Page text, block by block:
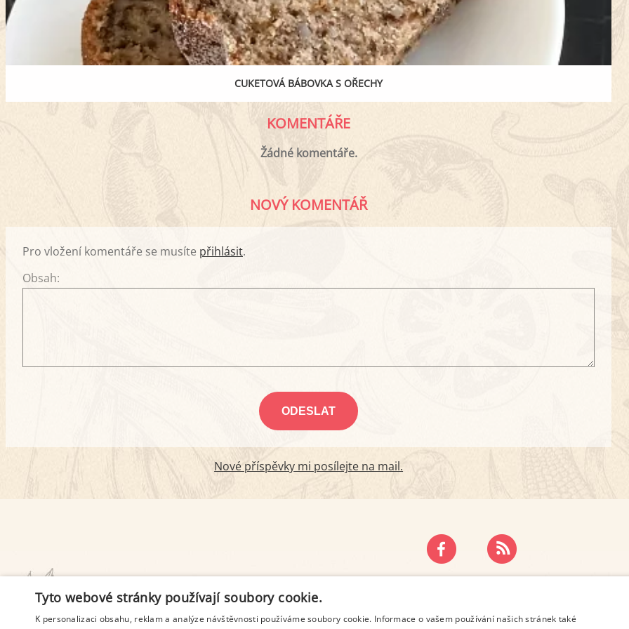
CUKETOVÁ BÁBOVKA S OŘECHY
KOMENTÁŘE
Žádné komentáře.
NOVÝ KOMENTÁŘ
Pro vložení komentáře se musíte přihlásit.
Obsah:
Nové příspěvky mi posílejte na mail.
PODMÍNKY UŽITÍ ZÁSADY OCHRANY OSOBNÍCH ÚDAJŮ
Tyto webové stránky používají soubory cookie.
K personalizaci obsahu, reklam a analýze návštěvnosti používáme soubory cookie. Informace o vašem používání našich stránek také